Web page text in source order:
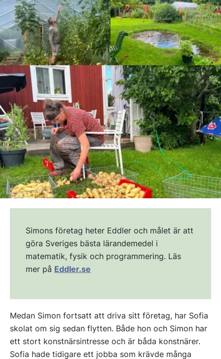
Simons företag heter Eddler och målet är att
göra Sveriges bästa lärandemedel i
matematik, fysik och programmering. Läs
mer på Eddler.se
Medan Simon fortsatt att driva sitt företag, har Sofia
skolat om sig sedan flytten. Både hon och Simon har
ett stort konstnärsintresse och är båda konstnärer.
Sofia hade tidigare ett jobba som krävde många